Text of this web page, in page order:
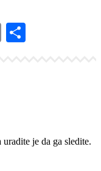
Copy
je da ga sledite.